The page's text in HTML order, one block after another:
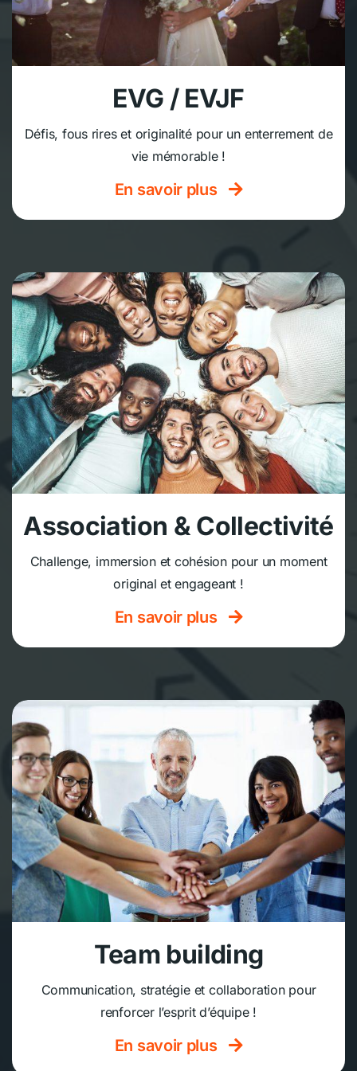
EVG / EVJF
Défis, fous rires et originalité pour un enterrement de
vie mémorable !
En savoir plus
Association & Collectivité
Challenge, immersion et cohésion pour un moment
original et engageant !
En savoir plus
Team building
Communication, stratégie et collaboration pour
renforcer l’esprit d’équipe !
En savoir plus